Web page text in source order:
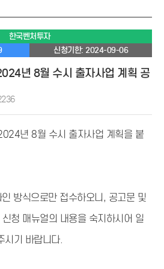
한국벤처투자
신청기한: 2024-09-06
년 8월 수시 출자사업 계획 공
년 8월 수시 출자사업 계획을 붙
방식으로만 접수하오니, 공고문 및
청 매뉴얼의 내용을 숙지하시어 일
시기 바랍니다.